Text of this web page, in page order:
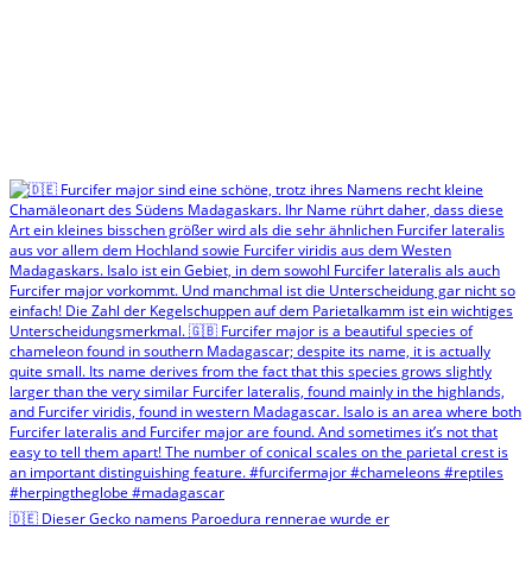
🇩🇪 Dieser Gecko namens Paroedura rennerae wurde er